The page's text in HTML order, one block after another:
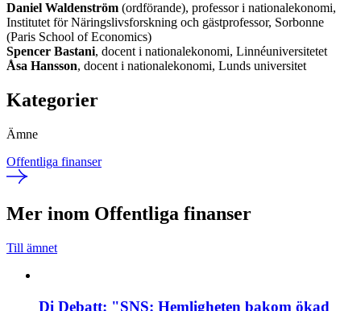
Daniel Waldenström (ordförande), professor i nationalekonomi,
Institutet för Näringslivsforskning och gästprofessor, Sorbonne
(Paris School of Economics)
Spencer Bastani, docent i nationalekonomi, Linnéuniversitetet
Åsa Hansson, docent i nationalekonomi, Lunds universitet
Kategorier
Ämne
Offentliga finanser
Mer inom Offentliga finanser
Till ämnet
Di Debatt: "SNS: Hemligheten bakom ökad